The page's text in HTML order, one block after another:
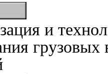
и